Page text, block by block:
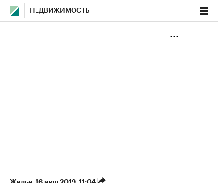
НЕДВИЖИМОСТЬ
Жилье⁠, 16 июл 2019, 11:04